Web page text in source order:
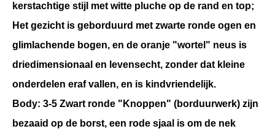
kerstachtige stijl met witte pluche op de rand en top;
Het gezicht is geborduurd met zwarte ronde ogen en
glimlachende bogen, en de oranje "wortel" neus is
driedimensionaal en levensecht, zonder dat kleine
onderdelen eraf vallen, en is kindvriendelijk.
Body: 3-5 Zwart ronde "Knoppen" (borduurwerk) zijn
bezaaid op de borst, een rode sjaal is om de nek